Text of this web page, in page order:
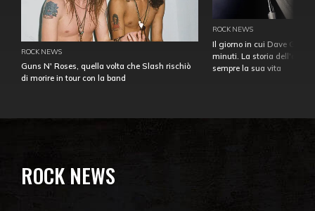
ROCK NEWS
Guns N' Roses, quella volta che Slash rischiò
di morire in tour con la band
ROCK NEWS
Il giorno in cui Dave
minuti. La storia
sempre la sua vita
ROCK NEWS